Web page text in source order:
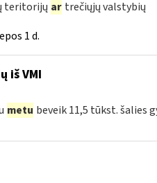
teritorijų ar trečiųjų valstybių
1 d.
iš VMI
metu beveik 11,5 tūkst. šalies